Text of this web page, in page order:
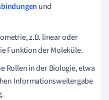
und
z.B. linear oder
Funktion der Moleküle.
Rollen in der Biologie, etwa
Informationsweitergabe